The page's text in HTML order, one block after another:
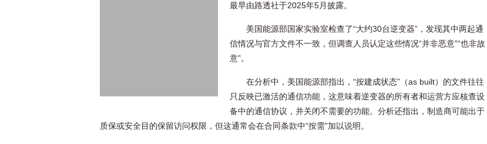
最早由路透社于2025年5月披露。
美国能源部国家实验室检查了“大约30台逆变器”，发现其中两起通
信情况与官方文件不一致，但调查人员认定这些情况“并非恶意”“也非故
意”。
在分析中，美国能源部指出，“按建成状态”（as built）的文件往往
只反映已激活的通信功能，这意味着逆变器的所有者和运营方应核查设
备中的通信协议，并关闭不需要的功能。分析还指出，制造商可能出于
质保或安全目的保留访问权限，但这通常会在合同条款中“按需”加以说明。